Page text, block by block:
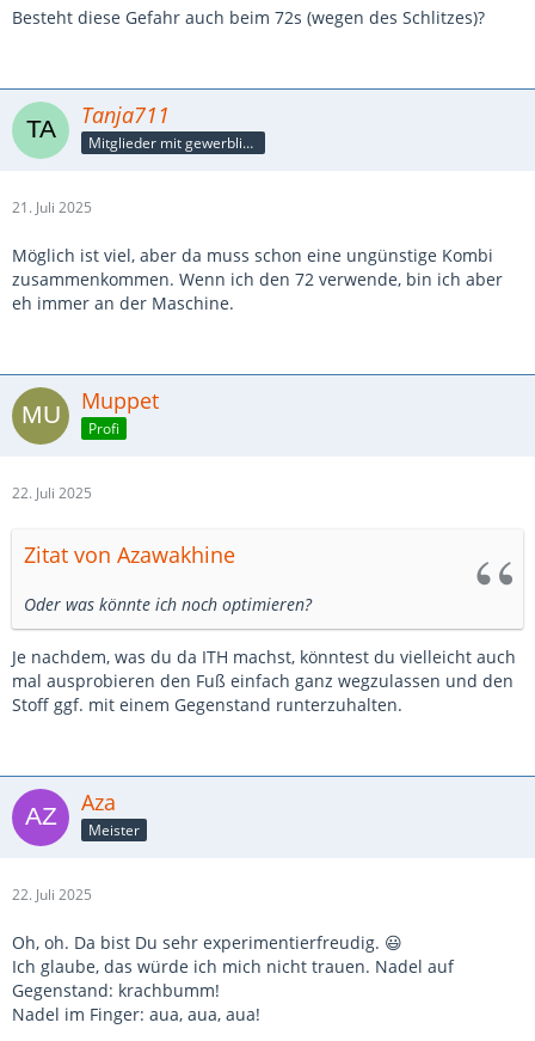
Besteht diese Gefahr auch beim 72s (wegen des Schlitzes)?
Tanja711
Mitglieder mit gewerblicher Verbindung, auch als Mitarbeiter/in
21. Juli 2025
Möglich ist viel, aber da muss schon eine ungünstige Kombi
zusammenkommen. Wenn ich den 72 verwende, bin ich aber
eh immer an der Maschine.
Muppet
Profi
22. Juli 2025
Zitat von Azawakhine
Oder was könnte ich noch optimieren?
Je nachdem, was du da ITH machst, könntest du vielleicht auch
mal ausprobieren den Fuß einfach ganz wegzulassen und den
Stoff ggf. mit einem Gegenstand runterzuhalten.
Aza
Meister
22. Juli 2025
Oh, oh. Da bist Du sehr experimentierfreudig. 😃
Ich glaube, das würde ich mich nicht trauen. Nadel auf
Gegenstand: krachbumm!
Nadel im Finger: aua, aua, aua!